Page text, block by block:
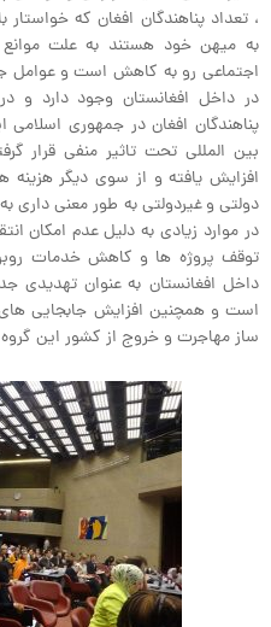
، تعداد پناهندگان افغان که
به میهن خود هستند به علت
اجتماعی رو به کاهش است و عوامل
در داخل افغانستان وجود دارد و
پناهندگان افغان در جمهوری اسلامی
بین المللی تحت تاثیر منفی قرار
افزایش یافته و از سوی دیگر
دولتی و غیردولتی به طور معنی
در موارد زیادی به دلیل عدم امکان
توقف پروژه ها و کاهش خدمات
داخل افغانستان به عنوان
است و همچنین افزایش جابجایی
ساز مهاجرت و خروج از کشور این